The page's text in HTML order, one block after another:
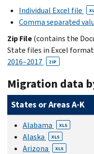
Individual Excel file
Comma separated
Zip File(contains the
State files in Excel
2016–2017
ZIP
Migration data
States or Areas A-K
Alabama XLS
Alaska XLS
Arizona XLS